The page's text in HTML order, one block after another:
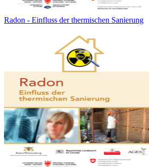
Radon - Einfluss der thermischen Sanierung